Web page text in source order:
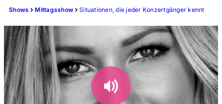
Shows Mittagsshow Situationen, die jeder Konzertgänger kennt